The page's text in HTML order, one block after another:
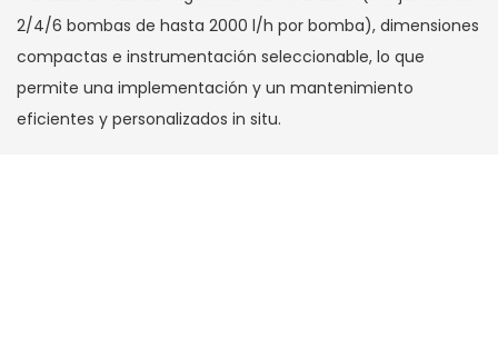
2/4/6 bombas de hasta 2000 l/h por bomba), dimensiones
compactas e instrumentación seleccionable, lo que
permite una implementación y un mantenimiento
eficientes y personalizados in situ.